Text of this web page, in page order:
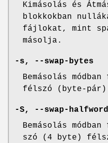
Kimásolás és
blokkokban
fájlokat, mint
másolja.
-s, --swap-bytes
Bemásolás
félszó (byte-
-S, --swap-
Bemásolás
szó (4 byte)